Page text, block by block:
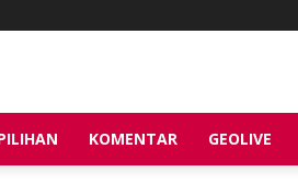
KOMENTAR GEOLIVE